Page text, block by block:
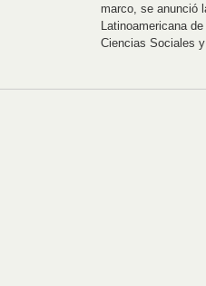
marco, se anunció
Latinoamericana
Ciencias Sociales